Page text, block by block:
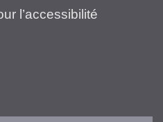
l’accessibilité